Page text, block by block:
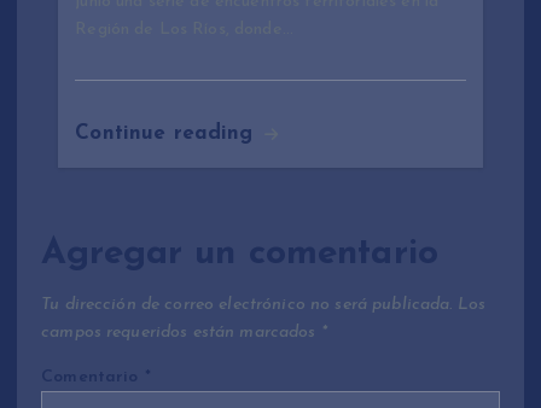
Continue reading
Agregar un comentario
Tu dirección de correo electrónico no será publicada. Los
campos requeridos están marcados *
Comentario *